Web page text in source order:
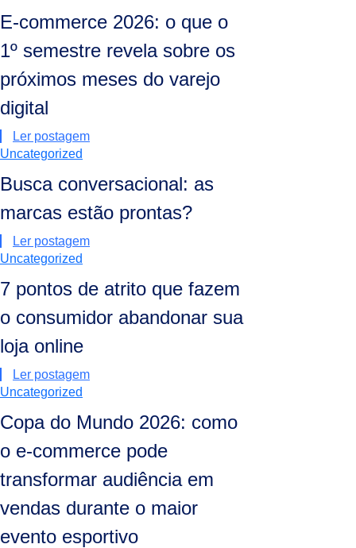
E-commerce 2026: o que o
1º semestre revela sobre os
próximos meses do varejo
digital
Ler postagem
Uncategorized
Busca conversacional: as
marcas estão prontas?
Ler postagem
Uncategorized
7 pontos de atrito que fazem
o consumidor abandonar sua
loja online
Ler postagem
Uncategorized
Copa do Mundo 2026: como
o e-commerce pode
transformar audiência em
vendas durante o maior
evento esportivo